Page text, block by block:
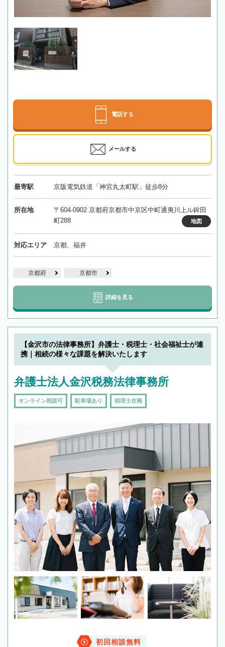
電話する
メールする
最寄駅 京阪電気鉄道「神宮丸太町駅」徒歩8分
所在地
〒604-0902 京都府京都市中京区中町通夷川上ル鉾田
町288
地図
対応エリア 京都、福井
京都府 京都市
詳細を見る
【金沢市の法律事務所】弁護士・税理士・社会福祉士が連
携｜相続の様々な課題を解決いたします
弁護士法人金沢税務法律事務所
オンライン相談可 駐車場あり 税理士在籍
初回相談無料